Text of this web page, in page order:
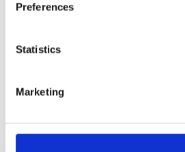
Preferences
Statistics
Marketing